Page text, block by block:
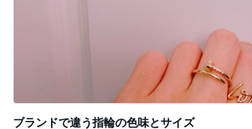
ご飯の進むメインになる作り置き
Amebaトピックス